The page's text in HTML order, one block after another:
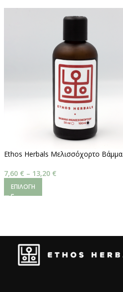
Ethos Herbals Μελισσόχορτο Βάμμα
7,60 € – 13,20 €
ΕΠΙΛΟΓΉ